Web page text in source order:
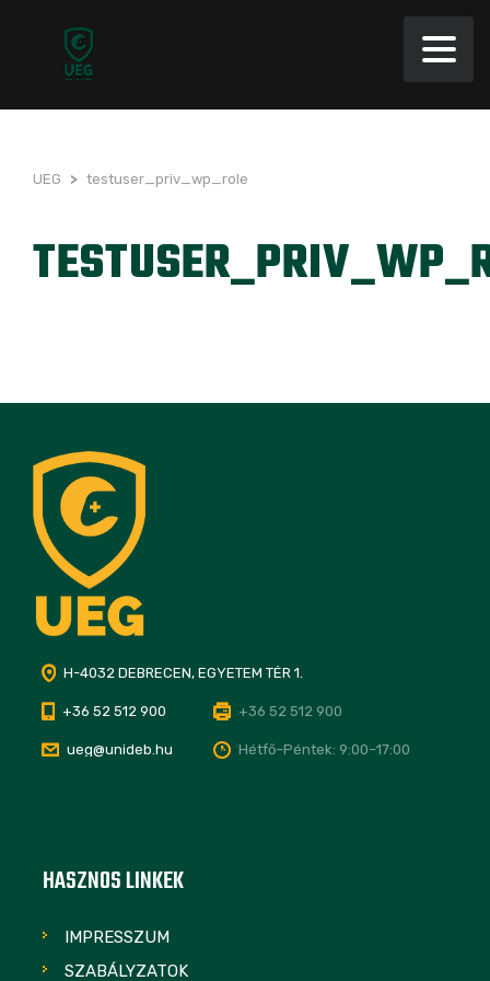
UEG > testuser_priv_wp_role
H-4032 DEBRECEN, EGYETEM TÉR 1.
+36 52 512 900 +36 52 512 900
ueg@unideb.hu Hétfő–Péntek: 9:00–17:00
HASZNOS LINKEK
IMPRESSZUM
SZABÁLYZATOK